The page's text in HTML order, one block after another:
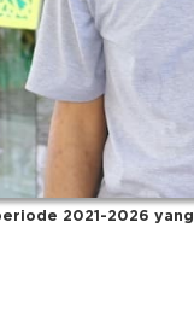
2021-2026